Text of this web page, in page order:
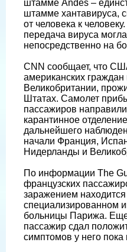
штамме Andes –
штамме хантавируса,
от человека к
передача вируса
непосредственно на
CNN сообщает, что
американских
Великобритании,
Штатах. Самолет
пассажиров
карантинное
дальнейшего
начали Франция,
Нидерланды и
По информации The
французских
заражением
специализированном
больницы Парижа.
пассажир сдал
симптомов у него пока